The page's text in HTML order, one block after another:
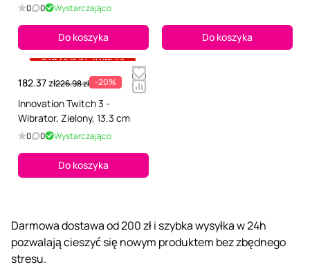
0 0 Wystarczająco
Do koszyka Do koszyka
+18 pokaż zdjęcia
182.37 zł226.98 zł -20%
Innovation Twitch 3 -
Wibrator, Zielony, 13.3 cm
0 0 Wystarczająco
Do koszyka
Darmowa dostawa od 200 zł i szybka wysyłka w 24h
pozwalają cieszyć się nowym produktem bez zbędnego
stresu.